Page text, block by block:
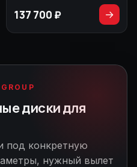
137 700 ₽ →
диски для
под конкретную
нужный вылет